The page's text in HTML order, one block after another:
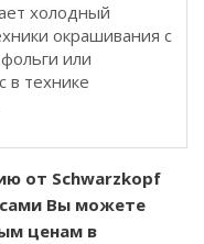
холодный
окрашивания с
или
в технике
от Schwarzkopf
Вы можете
ценам в